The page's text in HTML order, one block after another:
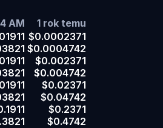
AM 1 rok temu
$0.0002371
$0.0004742
$0.002371
$0.004742
$0.02371
$0.04742
$0.2371
$0.4742